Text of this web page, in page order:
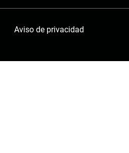
Aviso de privacidad